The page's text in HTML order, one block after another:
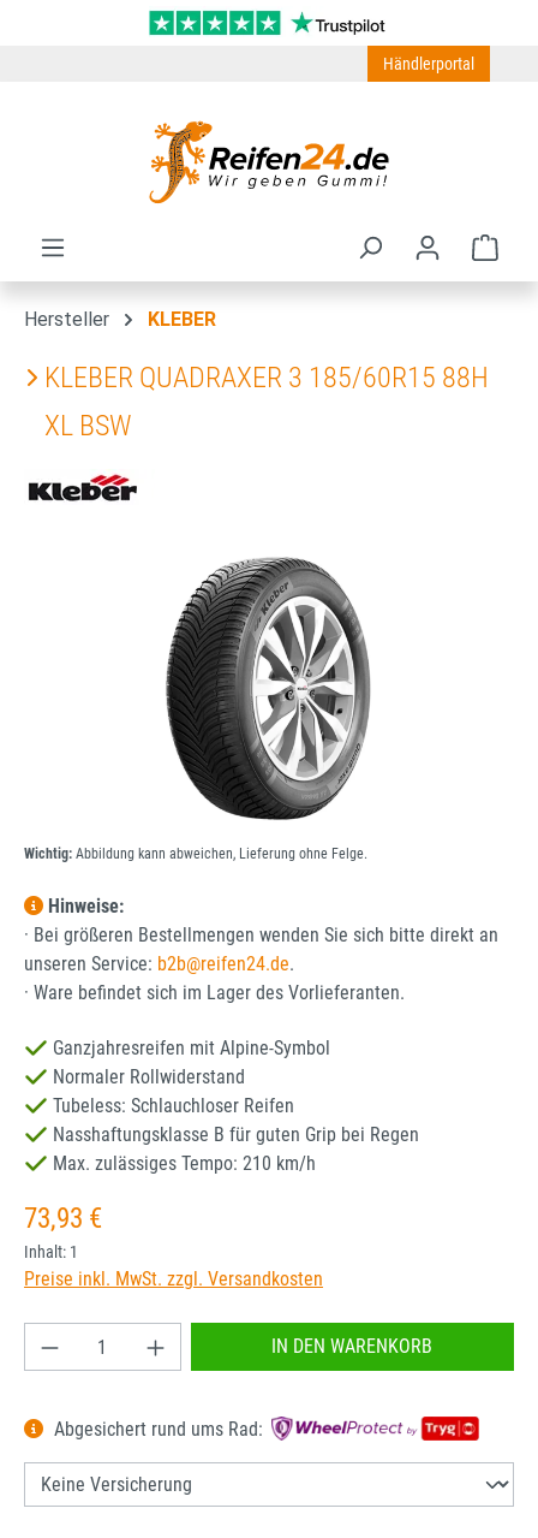
Zum Hauptinhalt springen
Händlerportal
Hersteller KLEBER
KLEBER QUADRAXER 3 185/60R15 88H
XL BSW
Bildergalerie überspringen
Wichtig: Abbildung kann abweichen, Lieferung ohne Felge.
Hinweise:
· Bei größeren Bestellmengen wenden Sie sich bitte direkt an
unseren Service: b2b@reifen24.de.
· Ware befindet sich im Lager des Vorlieferanten.
Ganzjahresreifen mit Alpine-Symbol
Normaler Rollwiderstand
Tubeless: Schlauchloser Reifen
Nasshaftungsklasse B für guten Grip bei Regen
Max. zulässiges Tempo: 210 km/h
Regulärer Preis:
73,93 €
Inhalt: 1
Preise inkl. MwSt. zzgl. Versandkosten
Produkt Anzahl: Gib den gewünschten Wert
IN DEN WARENKORB
Abgesichert rund ums Rad: